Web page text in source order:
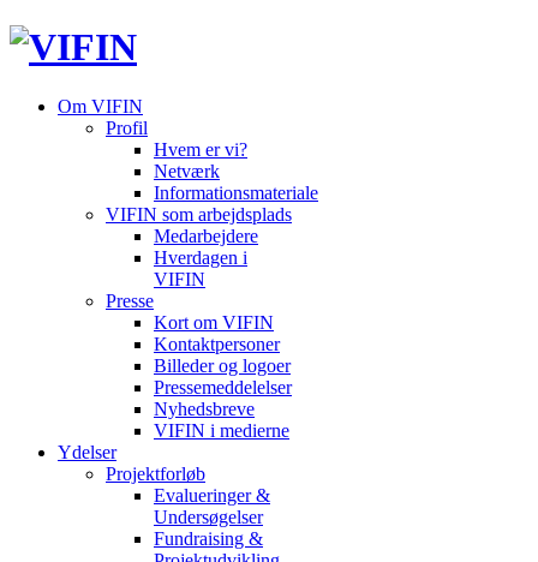
Om VIFIN
Profil
Hvem er vi?
Netværk
Informationsmateriale
VIFIN som arbejdsplads
Medarbejdere
Hverdagen i
VIFIN
Presse
Kort om VIFIN
Kontaktpersoner
Billeder og logoer
Pressemeddelelser
Nyhedsbreve
VIFIN i medierne
Ydelser
Projektforløb
Evalueringer &
Undersøgelser
Fundraising &